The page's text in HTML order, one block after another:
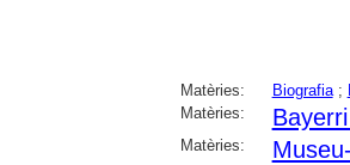
Matèries: Biografia;
Matèries:
Matèries: